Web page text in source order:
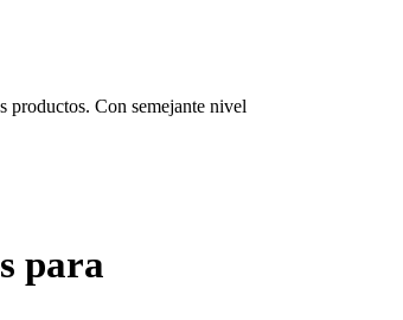
productos. Con semejante nivel
para